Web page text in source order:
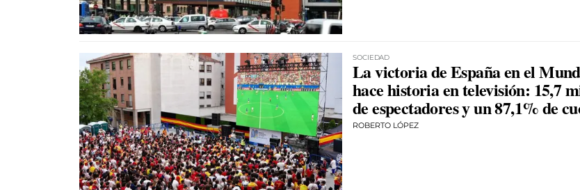
SOCIEDAD
La victoria de España en el
hace historia en televisión: 15,7
de espectadores y un 87,1% de
ROBERTO LÓPEZ